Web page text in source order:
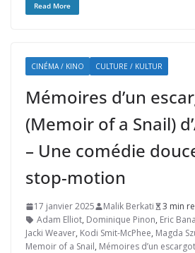
Read More
CINÉMA / KINO CULTURE / KULTUR
Mémoires d’un
(Memoir of a Snail)
– Une comédie
stop-motion
17 janvier 2025 Malik Berkati
3 min
Adam Elliot, Dominique Pinon, Eric Bana
Jacki Weaver, Kodi Smit-McPhee, Magda
Memoir of a Snail, Mémoires d’un escargot